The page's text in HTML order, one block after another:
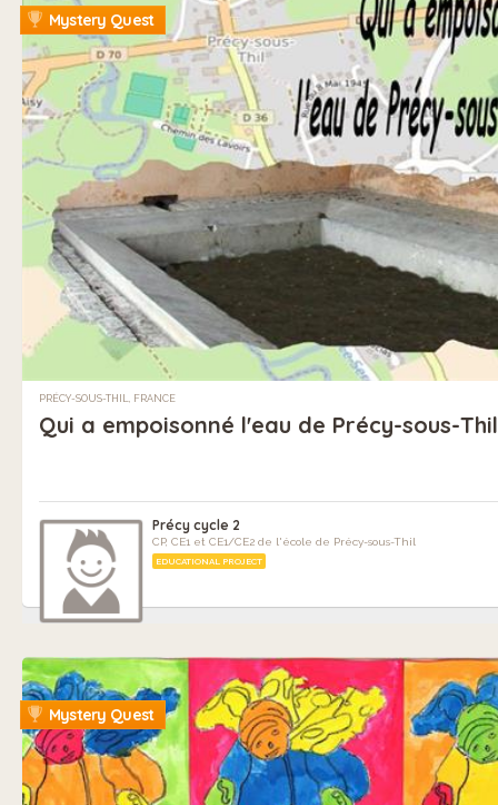
Mystery Quest
PRÉCY-SOUS-THIL, FRANCE
Qui a empoisonné l'eau de Précy-sous-
Précy cycle 2
CP, CE1 et CE1/CE2 de l'école de Précy-sous-Thil
EDUCATIONAL PROJECT
Mystery Quest